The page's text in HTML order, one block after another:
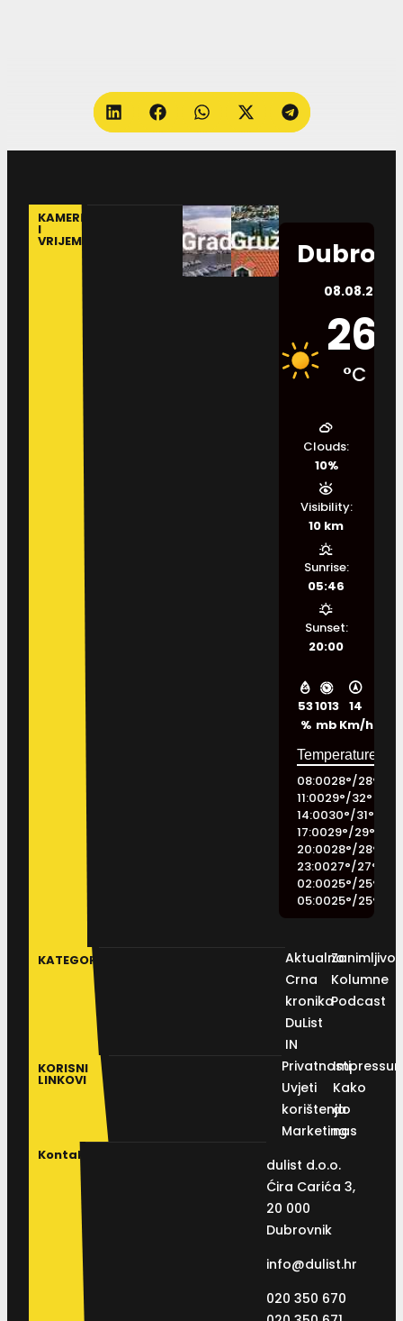
KAMERE
I
VRIJEME
08.08.2026.
26
°C
53
%
1013
mb
14
Km/h
Clouds:
10%
Visibility:
10 km
Sunrise:
05:46
Sunset:
20:00
08:0028°/28°
11:0029°/32°
14:0030°/31°
17:0029°/29°
20:0028°/28°
23:0027°/27°
02:0025°/25°
05:0025°/25°
KATEGORIJE
Aktualno
Crna
kronika
DuList
IN
Kolumne
Podcast
KORISNI
LINKOVI
Privatnosti
Uvjeti
korištenja
Marketing
Kako
do
nas
Kontakt
dulist d.o.o.
Ćira Carića 3,
20 000
Dubrovnik
info@dulist.hr
020 350 670